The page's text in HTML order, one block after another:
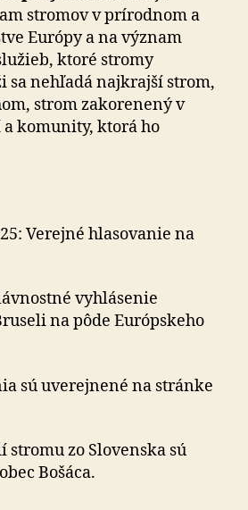
stromov v prírodnom a
Európy a na význam
ktoré stromy
sa nehľadá najkrajší strom,
strom zakorenený v
komunity, ktorá ho
Verejné hlasovanie na
vyhlásenie
na pôde Európskeho
sú uverejnené na stránke
zo Slovenska sú
Bošáca.